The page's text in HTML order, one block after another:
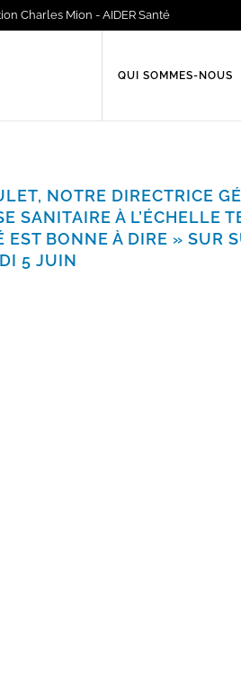
Charles Mion - AIDER Santé
QUI SOMMES-NOUS
NOTRE DIRECTRICE
SANITAIRE À L’ÉCHELLE
EST BONNE À DIRE » SUR
5 JUIN